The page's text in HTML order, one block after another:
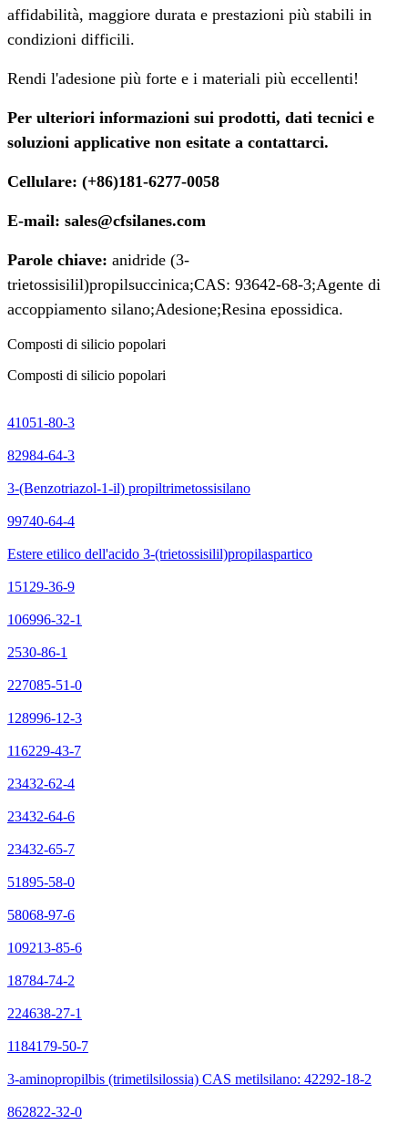
affidabilità, maggiore durata e prestazioni più stabili in
condizioni difficili.
Rendi l'adesione più forte e i materiali più eccellenti!
Per ulteriori informazioni sui prodotti, dati tecnici e
soluzioni applicative non esitate a contattarci.
Cellulare: (+86)181-6277-0058
E-mail: sales@cfsilanes.com
Parole chiave: anidride (3-
trietossisilil)propilsuccinica;CAS: 93642-68-3;Agente di
accoppiamento silano;Adesione;Resina epossidica.
Composti di silicio popolari
Composti di silicio popolari
41051-80-3
82984-64-3
3-(Benzotriazol-1-il) propiltrimetossisilano
99740-64-4
Estere etilico dell'acido 3-(trietossisilil)propilaspartico
15129-36-9
106996-32-1
2530-86-1
227085-51-0
128996-12-3
116229-43-7
23432-62-4
23432-64-6
23432-65-7
51895-58-0
58068-97-6
109213-85-6
18784-74-2
224638-27-1
1184179-50-7
3-aminopropilbis (trimetilsilossia) CAS metilsilano: 42292-18-2
862822-32-0